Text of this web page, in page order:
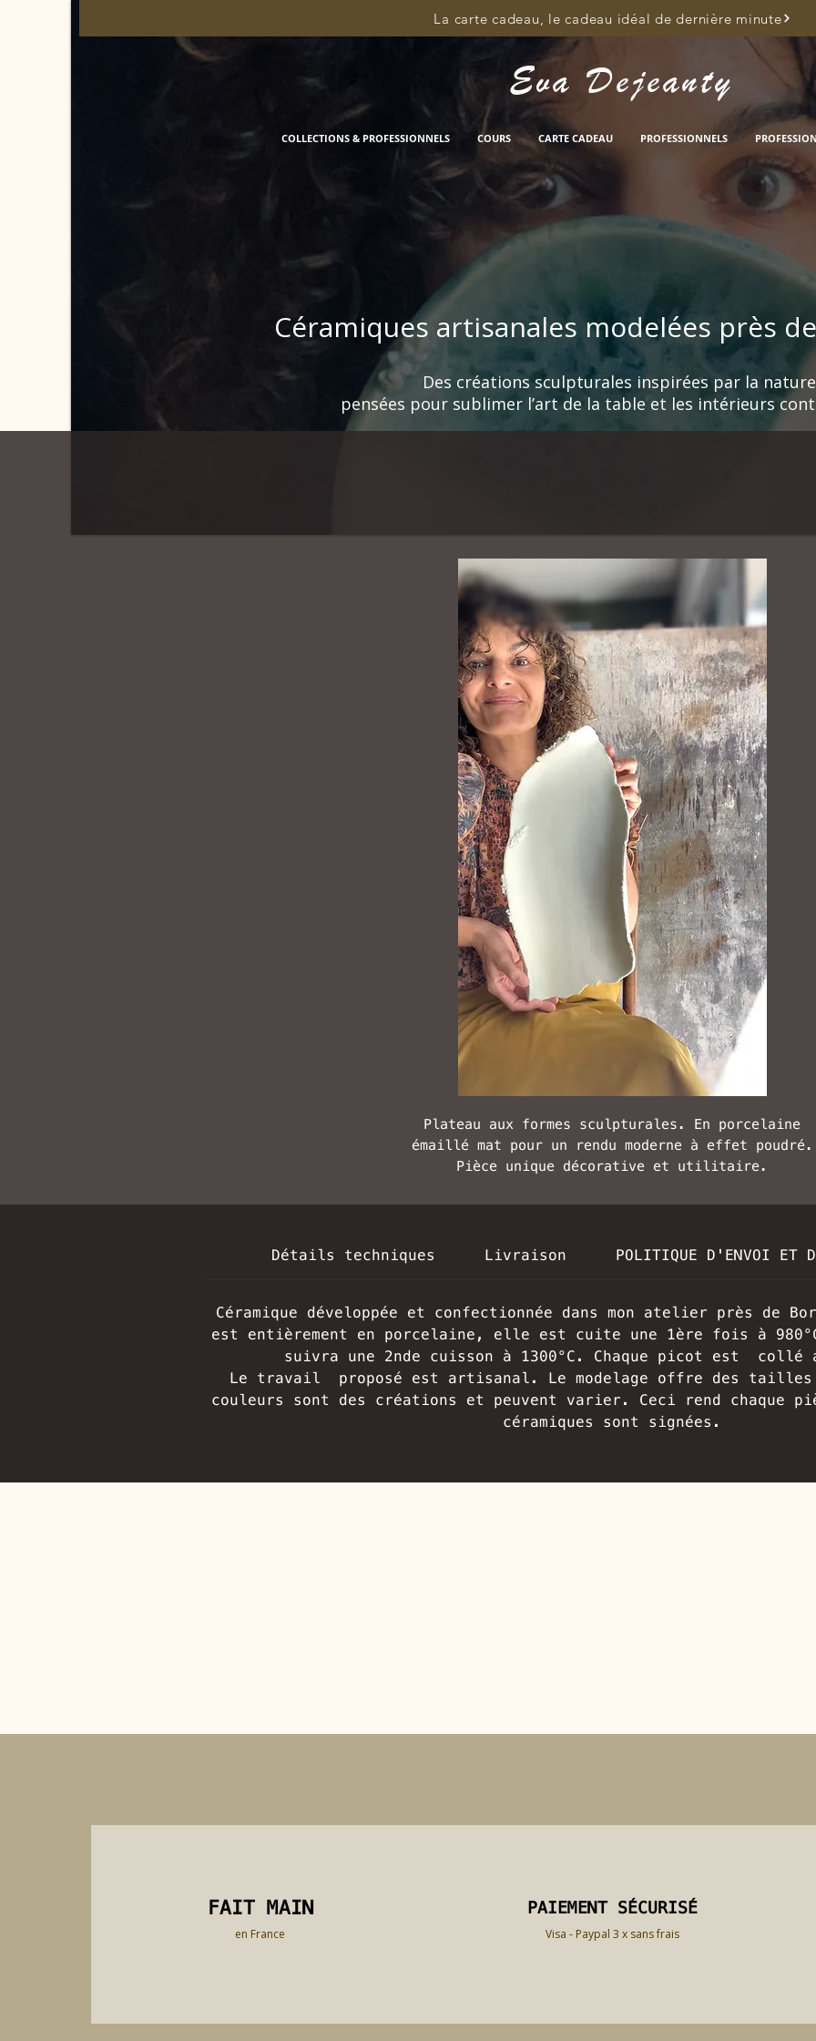
Eva Dejeanty
COLLECTIONS & PROFESSIONNELS COURS CARTE CADEAU PROFESSIONNELS
Céramiques artisanales modelées près
Des créations sculpturales inspirées par la
pensées pour sublimer l’art de la table et les intérieurs
La carte cadeau, le cadeau idéal de dernière minute
Plateau aux formes sculpturales. En porcelaine
émaillé mat pour un rendu moderne à effet poudré.
Pièce unique décorative et utilitaire.
de haut.
Détails techniques Livraison POLITIQUE D'ENVOI ET DE
Céramique développée et confectionnée dans mon atelier près de
est entièrement en porcelaine, elle est cuite une 1ère fois à
suivra une 2nde cuisson à 1300°C. Chaque picot est collé
Le travail proposé est artisanal. Le modelage offre des tailles
couleurs sont des créations et peuvent varier. Ceci rend chaque
céramiques sont signées.
FAIT MAIN
FAIT MAIN
en France
PAIEMENT SÉCURISÉ
PAIEMENT SÉCURISÉ
Visa - Paypal 3 x sans frais